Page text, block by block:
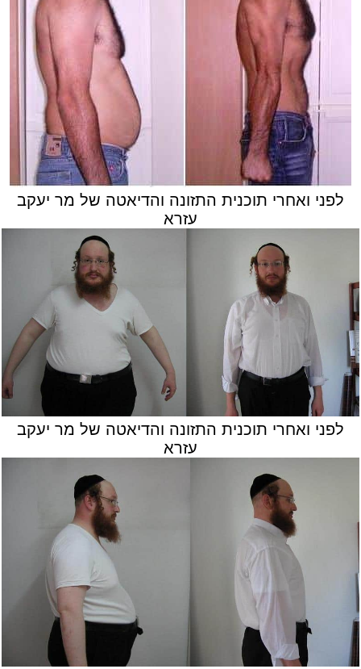
לפני ואחרי תוכנית התזונה והדיאטה של מר יעקב
עזרא
לפני ואחרי תוכנית התזונה והדיאטה של מר יעקב
עזרא